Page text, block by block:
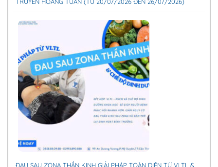
TRUYỀN HOÀNG TUẤN (TỪ 20/07/2026 ĐẾN 26/07/2026)
ĐAU SAU ZONA THẦN KINH GIẢI PHÁP TOÀN DIỆN TỪ VLTL &